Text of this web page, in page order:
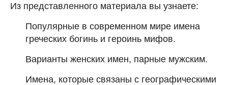
Из представленного материала вы узнаете:
Популярные в современном мире имена
греческих богинь и героинь мифов.
Варианты женских имен, парные мужским.
Имена, которые связаны с географическими